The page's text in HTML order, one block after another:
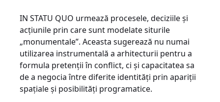
IN STATU QUO urmează procesele, deciziile și
acțiunile prin care sunt modelate siturile
„monumentale”. Aceasta sugerează nu numai
utilizarea instrumentală a arhitecturii pentru a
formula pretenții în conflict, ci și capacitatea sa
de a negocia între diferite identități prin apariții
spațiale și posibilități programatice.